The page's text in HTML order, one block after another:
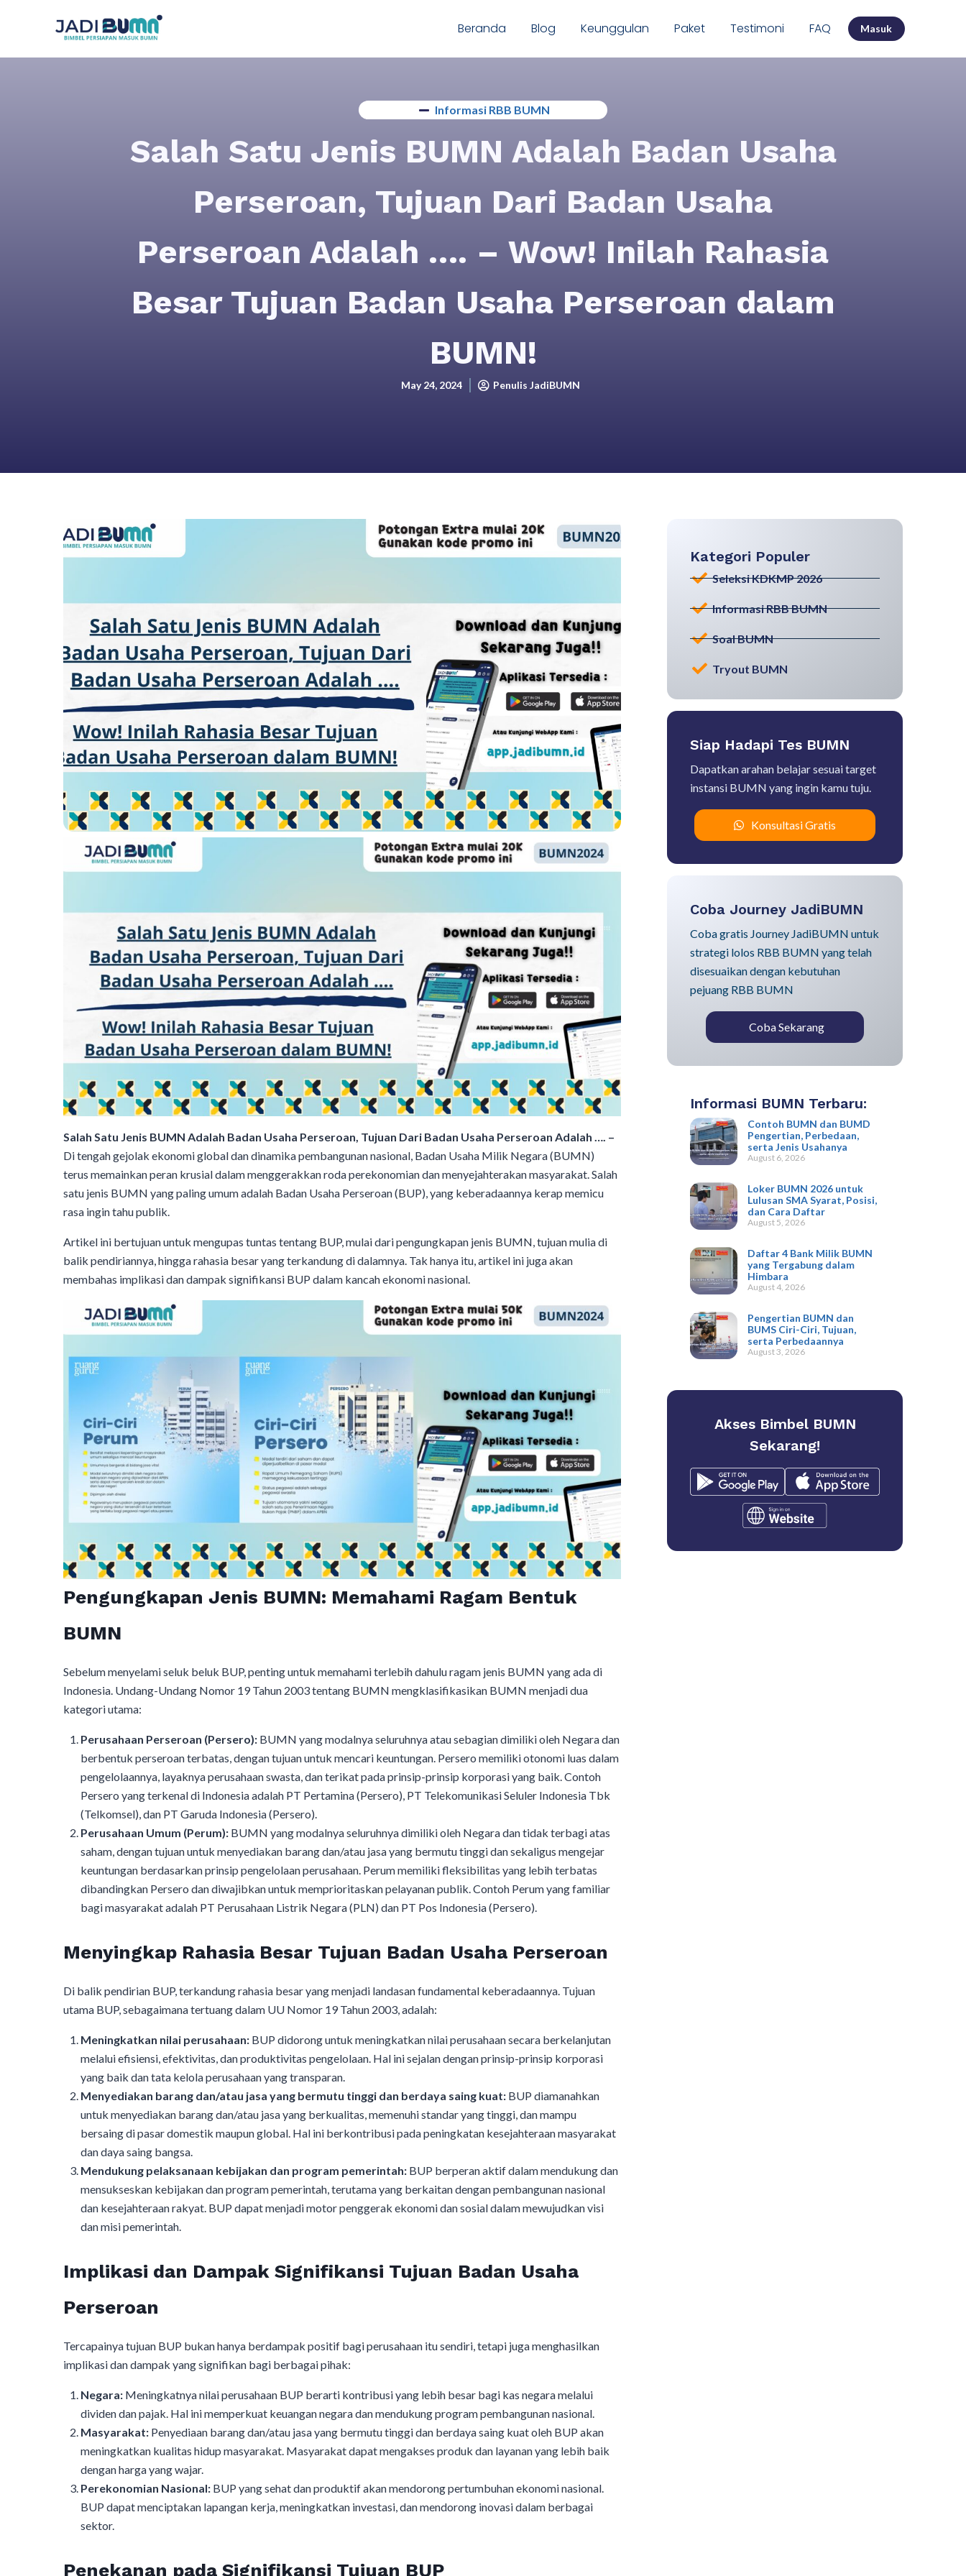
Beranda Blog Keunggulan Paket Testimoni FAQ Masuk
Informasi RBB BUMN
Salah Satu Jenis BUMN Adalah Badan Usaha
Perseroan, Tujuan Dari Badan Usaha
Perseroan Adalah …. – Wow! Inilah Rahasia
Besar Tujuan Badan Usaha Perseroan dalam
BUMN!
May 24, 2024 Penulis JadiBUMN
Salah Satu Jenis BUMN Adalah Badan Usaha Perseroan, Tujuan Dari Badan Usaha Perseroan Adalah …. –
Di tengah gejolak ekonomi global dan dinamika pembangunan nasional, Badan Usaha Milik Negara (BUMN)
terus memainkan peran krusial dalam menggerakkan roda perekonomian dan menyejahterakan masyarakat. Salah
satu jenis BUMN yang paling umum adalah Badan Usaha Perseroan (BUP), yang keberadaannya kerap memicu
rasa ingin tahu publik.
Artikel ini bertujuan untuk mengupas tuntas tentang BUP, mulai dari pengungkapan jenis BUMN, tujuan mulia di
balik pendiriannya, hingga rahasia besar yang terkandung di dalamnya. Tak hanya itu, artikel ini juga akan
membahas implikasi dan dampak signifikansi BUP dalam kancah ekonomi nasional.
Pengungkapan Jenis BUMN: Memahami Ragam Bentuk
BUMN
Sebelum menyelami seluk beluk BUP, penting untuk memahami terlebih dahulu ragam jenis BUMN yang ada di
Indonesia. Undang-Undang Nomor 19 Tahun 2003 tentang BUMN mengklasifikasikan BUMN menjadi dua
kategori utama:
Perusahaan Perseroan (Persero): BUMN yang modalnya seluruhnya atau sebagian dimiliki oleh Negara dan
berbentuk perseroan terbatas, dengan tujuan untuk mencari keuntungan. Persero memiliki otonomi luas dalam
pengelolaannya, layaknya perusahaan swasta, dan terikat pada prinsip-prinsip korporasi yang baik. Contoh
Persero yang terkenal di Indonesia adalah PT Pertamina (Persero), PT Telekomunikasi Seluler Indonesia Tbk
(Telkomsel), dan PT Garuda Indonesia (Persero).
Perusahaan Umum (Perum): BUMN yang modalnya seluruhnya dimiliki oleh Negara dan tidak terbagi atas
saham, dengan tujuan untuk menyediakan barang dan/atau jasa yang bermutu tinggi dan sekaligus mengejar
keuntungan berdasarkan prinsip pengelolaan perusahaan. Perum memiliki fleksibilitas yang lebih terbatas
dibandingkan Persero dan diwajibkan untuk memprioritaskan pelayanan publik. Contoh Perum yang familiar
bagi masyarakat adalah PT Perusahaan Listrik Negara (PLN) dan PT Pos Indonesia (Persero).
Menyingkap Rahasia Besar Tujuan Badan Usaha Perseroan
Di balik pendirian BUP, terkandung rahasia besar yang menjadi landasan fundamental keberadaannya. Tujuan
utama BUP, sebagaimana tertuang dalam UU Nomor 19 Tahun 2003, adalah:
Meningkatkan nilai perusahaan: BUP didorong untuk meningkatkan nilai perusahaan secara berkelanjutan
melalui efisiensi, efektivitas, dan produktivitas pengelolaan. Hal ini sejalan dengan prinsip-prinsip korporasi
yang baik dan tata kelola perusahaan yang transparan.
Menyediakan barang dan/atau jasa yang bermutu tinggi dan berdaya saing kuat: BUP diamanahkan
untuk menyediakan barang dan/atau jasa yang berkualitas, memenuhi standar yang tinggi, dan mampu
bersaing di pasar domestik maupun global. Hal ini berkontribusi pada peningkatan kesejahteraan masyarakat
dan daya saing bangsa.
Mendukung pelaksanaan kebijakan dan program pemerintah: BUP berperan aktif dalam mendukung dan
mensukseskan kebijakan dan program pemerintah, terutama yang berkaitan dengan pembangunan nasional
dan kesejahteraan rakyat. BUP dapat menjadi motor penggerak ekonomi dan sosial dalam mewujudkan visi
dan misi pemerintah.
Implikasi dan Dampak Signifikansi Tujuan Badan Usaha
Perseroan
Tercapainya tujuan BUP bukan hanya berdampak positif bagi perusahaan itu sendiri, tetapi juga menghasilkan
implikasi dan dampak yang signifikan bagi berbagai pihak:
Negara: Meningkatnya nilai perusahaan BUP berarti kontribusi yang lebih besar bagi kas negara melalui
dividen dan pajak. Hal ini memperkuat keuangan negara dan mendukung program pembangunan nasional.
Masyarakat: Penyediaan barang dan/atau jasa yang bermutu tinggi dan berdaya saing kuat oleh BUP akan
meningkatkan kualitas hidup masyarakat. Masyarakat dapat mengakses produk dan layanan yang lebih baik
dengan harga yang wajar.
Perekonomian Nasional: BUP yang sehat dan produktif akan mendorong pertumbuhan ekonomi nasional.
BUP dapat menciptakan lapangan kerja, meningkatkan investasi, dan mendorong inovasi dalam berbagai
sektor.
Penekanan pada Signifikansi Tujuan BUP
Kategori Populer
Seleksi KDKMP 2026
Informasi RBB BUMN
Soal BUMN
Tryout BUMN
Siap Hadapi Tes BUMN
Dapatkan arahan belajar sesuai target
instansi BUMN yang ingin kamu tuju.
Konsultasi Gratis
Coba Journey JadiBUMN
Coba gratis Journey JadiBUMN untuk
strategi lolos RBB BUMN yang telah
disesuaikan dengan kebutuhan
pejuang RBB BUMN
Coba Sekarang
Informasi BUMN Terbaru:
Contoh BUMN dan BUMD
Pengertian, Perbedaan,
serta Jenis Usahanya
August 6, 2026
Loker BUMN 2026 untuk
Lulusan SMA Syarat, Posisi,
dan Cara Daftar
August 5, 2026
Daftar 4 Bank Milik BUMN
yang Tergabung dalam
Himbara
August 4, 2026
Pengertian BUMN dan
BUMS Ciri-Ciri, Tujuan,
serta Perbedaannya
August 3, 2026
Akses Bimbel BUMN
Sekarang!